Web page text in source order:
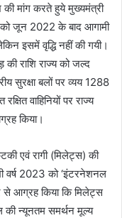
की मांग करते हुये मुख्यमंत्री
को जून 2022 के बाद आगामी
इसमें वृद्धि नहीं की गयी।
राशि राज्य को जल्द
सुरक्षा बलों पर व्यय 1288
वाहिनियों पर राज्य
किया।
एवं रागी (मिलेट्स) की
वर्ष 2023 को ‘इंटरनेशनल
से आग्रह किया कि मिलेट्स
न्यूनतम समर्थन मूल्य